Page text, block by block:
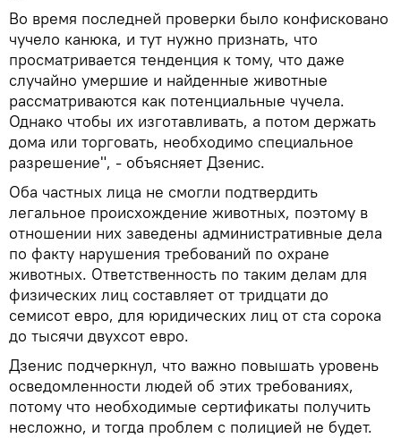
Во время последней проверки было конфисковано
чучело канюка, и тут нужно признать, что
просматривается тенденция к тому, что даже
случайно умершие и найденные животные
рассматриваются как потенциальные чучела.
Однако чтобы их изготавливать, а потом держать
дома или торговать, необходимо специальное
разрешение", - объясняет Дзенис.
Оба частных лица не смогли подтвердить
легальное происхождение животных, поэтому в
отношении них заведены административные дела
по факту нарушения требований по охране
животных. Ответственность по таким делам для
физических лиц составляет от тридцати до
семисот евро, для юридических лиц от ста сорока
до тысячи двухсот евро.
Дзенис подчеркнул, что важно повышать уровень
осведомленности людей об этих требованиях,
потому что необходимые сертификаты получить
несложно, и тогда проблем с полицией не будет.